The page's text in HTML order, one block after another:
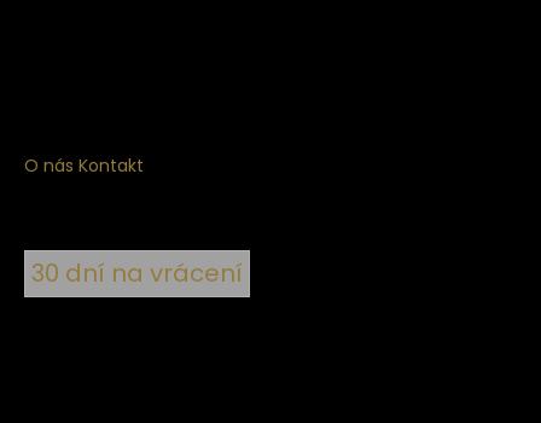
O nás Kontakt
30 dní na vrácení